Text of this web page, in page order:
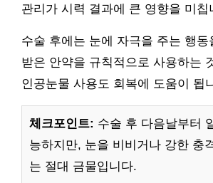
관리가 시력 결과에 큰 영향을 미칩
수술 후에는 눈에 자극을 주는 행
받은 안약을 규칙적으로 사용하는
인공눈물 사용도 회복에 도움이 됩
체크포인트: 수술 후 다음날부터
능하지만, 눈을 비비거나 강한 충
는 절대 금물입니다.